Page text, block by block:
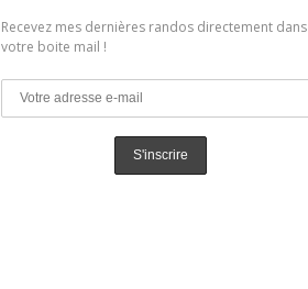
Recevez mes dernières randos directement dans
votre boite mail !